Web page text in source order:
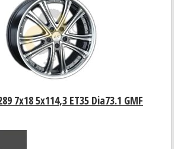
7x18 5x114,3 ET35 Dia73.1 GMF